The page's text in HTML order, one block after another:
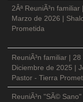
2Âª ReuniÃ³n familiar
Marzo de 2026 |
Prometida
ReuniÃ³n familiar | 28
Diciembre de 2025 |
Pastor - Tierra
ReuniÃ³n "SÃ©